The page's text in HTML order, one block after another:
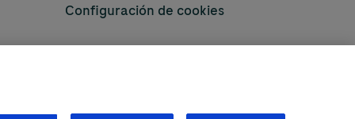
Configuración de cookies